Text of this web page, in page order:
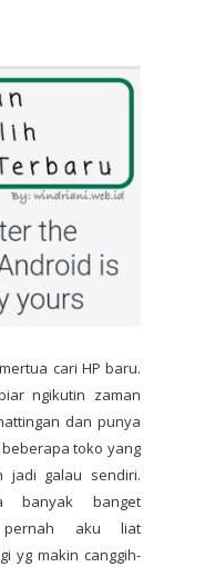
cari HP baru.
ngikutin zaman
dan punya
toko yang
jadi galau sendiri.
banyak banget
pernah aku liat
yg makin canggih-